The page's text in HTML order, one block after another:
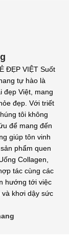
ĐẸP VIỆT Suốt
tự hào là
đẹp Việt, mang
đẹp. Với triết
tôi không
để mang đến
giúp tôn vinh
phẩm quen
Collagen,
tác cùng các
hướng tới việc
và khơi dậy sức